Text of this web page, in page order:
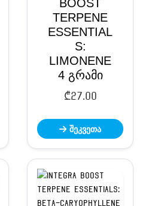
BOOST
TERPENE
ESSENTIAL
S:
LIMONENE
4 გრამი
₾27.00
შეკვეთა